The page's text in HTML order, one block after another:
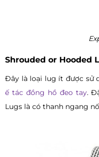
Shrouded or Hooded
Đây là loại lug ít được sử
ế tác đồng hồ đeo tay.
Lugs là có thanh ngang